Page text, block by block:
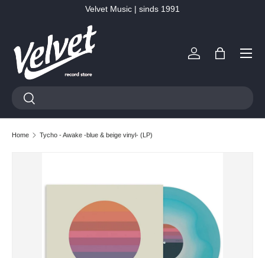
Velvet Music | sinds 1991
Zoeken
Zoeken
Inloggen
Tas
Menu
Home Tycho - Awake -blue & beige vinyl- (LP)